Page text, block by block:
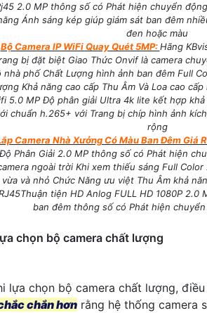
2.0 MP thông số có Phát hiện chuyển
Ánh sáng kép giúp giám sát ban đêm
đen hoặc màu
Bộ Camera IP WiFi Quay Quét 5MP:Hãng
bị đặt biệt Giao Thức Onvif là camera
nhà phố Chất Lượng hình ảnh ban đêm Full
Khả năng cao cấp Thu Âm Và Loa cao
5.0 MP Độ phân giải Ultra 4k lite kết hợp
chuẩn h.265+ với Trang bị chíp hình ảnh
rộng
Camera Nhà Xưởng Có Màu Ban Đêm Giá
Độ Phân Giải 2.0 MP thông số có Phát hiện
ngoài trời Khi xem thiếu sáng Full
vừa và nhỏ Chức Năng ưu việt Thu Âm khả
tiện HD Anlog FULL HD 1080P 2.0
ban đêm thông số có Phát hiện
chọn bộ camera chất lượng
lựa chọn bộ camera chất lượng,
chắn hơn rằng hệ thống camera